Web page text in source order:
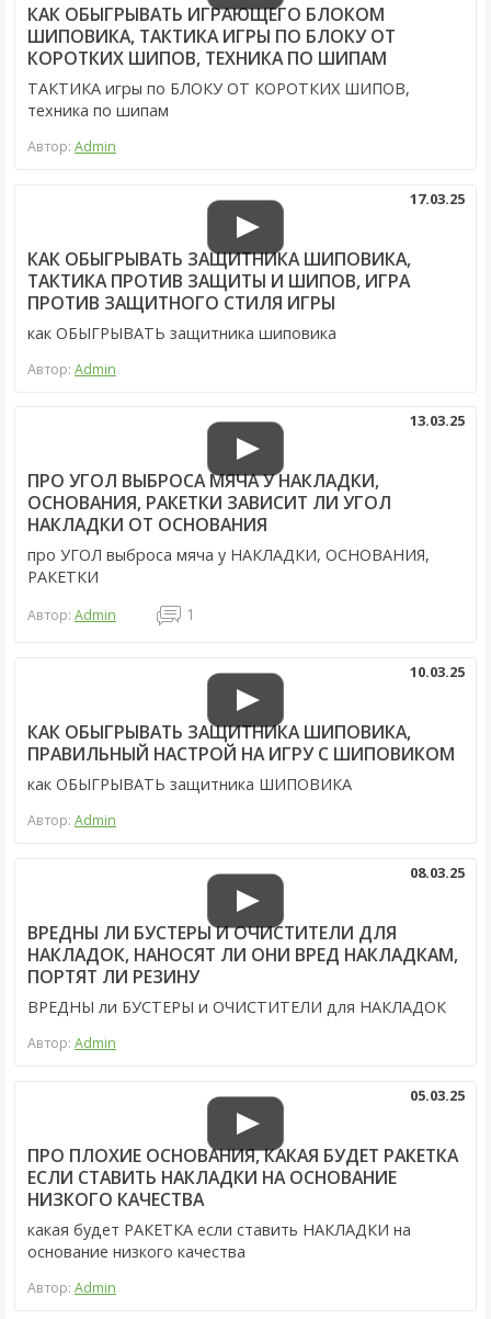
КАК ОБЫГРЫВАТЬ ИГРАЮЩЕГО БЛОКОМ
ШИПОВИКА, ТАКТИКА ИГРЫ ПО БЛОКУ ОТ
КОРОТКИХ ШИПОВ, ТЕХНИКА ПО ШИПАМ
ТАКТИКА игры по БЛОКУ ОТ КОРОТКИХ ШИПОВ,
техника по шипам
Автор: Admin
КАК ОБЫГРЫВАТЬ ЗАЩИТНИКА ШИПОВИКА,
ТАКТИКА ПРОТИВ ЗАЩИТЫ И ШИПОВ, ИГРА
ПРОТИВ ЗАЩИТНОГО СТИЛЯ ИГРЫ
17.03.25
как ОБЫГРЫВАТЬ защитника шиповика
Автор: Admin
ПРО УГОЛ ВЫБРОСА МЯЧА У НАКЛАДКИ,
ОСНОВАНИЯ, РАКЕТКИ ЗАВИСИТ ЛИ УГОЛ
НАКЛАДКИ ОТ ОСНОВАНИЯ
13.03.25
про УГОЛ выброса мяча у НАКЛАДКИ, ОСНОВАНИЯ,
РАКЕТКИ
Автор: Admin 1
КАК ОБЫГРЫВАТЬ ЗАЩИТНИКА ШИПОВИКА,
ПРАВИЛЬНЫЙ НАСТРОЙ НА ИГРУ С ШИПОВИКОМ
10.03.25
как ОБЫГРЫВАТЬ защитника ШИПОВИКА
Автор: Admin
ВРЕДНЫ ЛИ БУСТЕРЫ И ОЧИСТИТЕЛИ ДЛЯ
НАКЛАДОК, НАНОСЯТ ЛИ ОНИ ВРЕД НАКЛАДКАМ,
ПОРТЯТ ЛИ РЕЗИНУ
08.03.25
ВРЕДНЫ ли БУСТЕРЫ и ОЧИСТИТЕЛИ для НАКЛАДОК
Автор: Admin
ПРО ПЛОХИЕ ОСНОВАНИЯ, КАКАЯ БУДЕТ РАКЕТКА
ЕСЛИ СТАВИТЬ НАКЛАДКИ НА ОСНОВАНИЕ
НИЗКОГО КАЧЕСТВА
05.03.25
какая будет РАКЕТКА если ставить НАКЛАДКИ на
основание низкого качества
Автор: Admin